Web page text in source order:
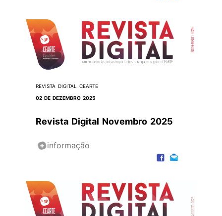
REVISTA DIGITAL CEARTE
02 DE DEZEMBRO 2025
Revista Digital Novembro 2025
informação